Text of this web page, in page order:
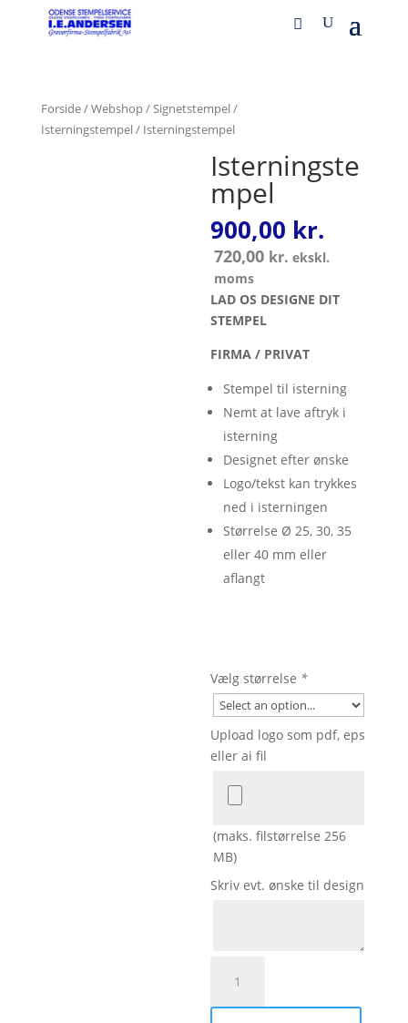
Forside/Webshop/Signetstempel /
Isterningstempel/ Isterningstempel
Isterningste
mpel
900,00 kr.
720,00 kr. ekskl.
moms
LAD OS DESIGNE DIT
STEMPEL
FIRMA / PRIVAT
Stempel til isterning
Nemt at lave aftryk i
isterning
Designet efter ønske
Logo/tekst kan trykkes
ned i isterningen
Størrelse Ø 25, 30, 35
eller 40 mm eller
aflangt
Vælg størrelse *
Upload logo som pdf, eps
eller ai fil
(maks. filstørrelse 256
MB)
Skriv evt. ønske til design
antal